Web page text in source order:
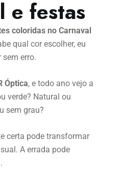
e festas
coloridas no Carnaval
qual cor escolher, eu
erro.
Óptica, e todo ano vejo a
verde? Natural ou
sem grau?
certa pode transformar
A errada pode